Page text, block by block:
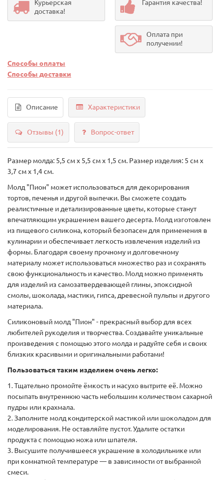
Курьерская
доставка!
Гарантия качества!
Оплата при
получении!
Способы оплаты
Способы доставки
Описание Характеристики
Отзывы (1) Вопрос-ответ
Размер молда: 5,5 см х 5,5 см х 1,5 см. Размер изделия: 5 см х
3,7 см х 1,4 см.
Молд "Пион" может использоваться для декорирования
тортов, печенья и другой выпечки. Вы сможете создать
реалистичные и детализированные цветы, которые станут
впечатляющим украшением вашего десерта. Молд изготовлен
из пищевого силикона, который безопасен для применения в
кулинарии и обеспечивает легкость извлечения изделий из
формы. Благодаря своему прочному и долговечному
материалу может использоваться множество раз и сохранять
свою функциональность и качество. Молд можно применять
для изделий из самозатвердевающей глины, эпоксидной
смолы, шоколада, мастики, гипса, древесной пульпы и другого
материала.
Силиконовый молд "Пион" - прекрасный выбор для всех
любителей рукоделия и творчества. Создавайте уникальные
произведения с помощью этого молда и радуйте себя и своих
близких красивыми и оригинальными работами!
Пользоваться таким изделием очень легко:
1. Тщательно промойте ёмкость и насухо вытрите её. Можно
посыпать внутреннюю часть небольшим количеством сахарной
пудры или крахмала.
2. Заполните молд кондитерской мастикой или шоколадом для
моделирования. Не оставляйте пустот. Удалите остатки
продукта с помощью ножа или шпателя.
3. Высушите получившееся украшение в холодильнике или
при комнатной температуре — в зависимости от выбранной
смеси.